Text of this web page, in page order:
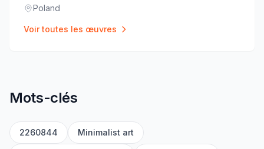
Lieu :
Poland
Voir toutes les œuvres
Mots-clés
2260844 Minimalist art